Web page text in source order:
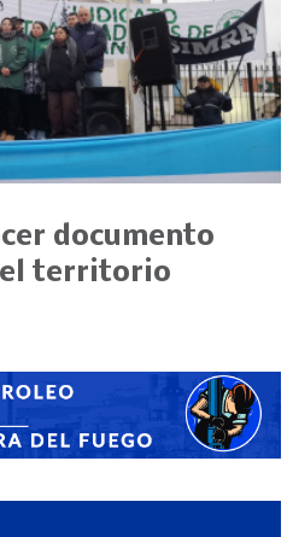
documento
territorio